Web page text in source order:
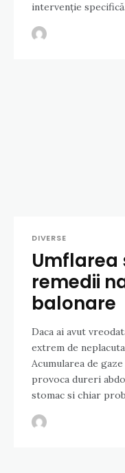
intervenție
DIVERSE
Umflarea
remedii
balonare
Daca ai avut
extrem de
Acumularea de
provoca dureri
stomac si chiar